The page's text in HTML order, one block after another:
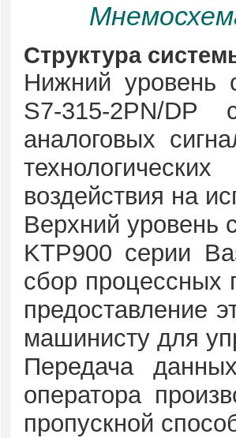
Структура
Нижний уровень
S7-315-2PN/
аналоговых
воздействия на
Верхний уровень
KTP900 серии
сбор процессных
предоставление
машинисту для
Передача
оператора
пропускной